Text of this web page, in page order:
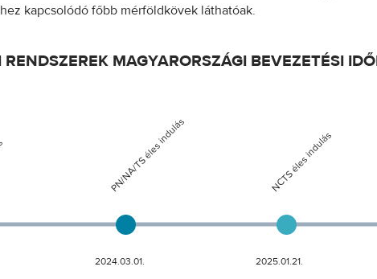
kapcsolódó főbb mérföldkövek láthatóak.
MAGYARORSZÁGI BEVEZETÉSI